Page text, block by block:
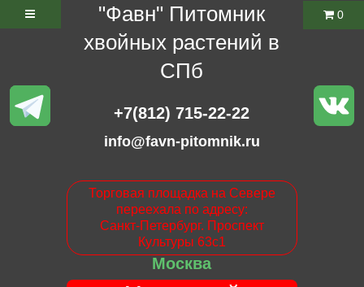
"Фавн" Питомник
хвойных растений в
СПб
+7(812) 715-22-22
info@favn-pitomnik.ru
Торговая площадка на Севере
переехала по адресу:
Санкт-Петербург. Проспект
Культуры 63с1
Москва
0